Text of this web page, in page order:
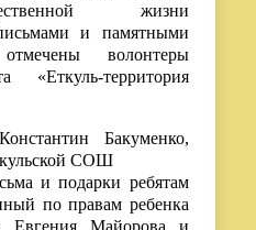
жизни
и памятными
волонтеры
«Еткуль-территория
Бакуменко,
СОШ
и подарки ребятам
по правам ребенка